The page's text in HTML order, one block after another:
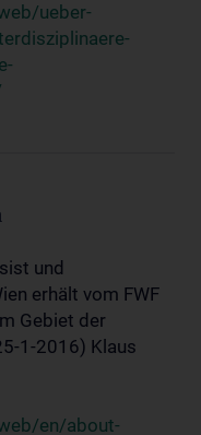
ueber-
und
erhält vom FWF
Gebiet der
1-2016) Klaus
en/about-